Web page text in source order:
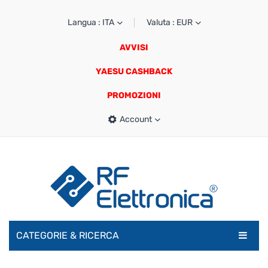
Langua : ITA Valuta : EUR
AVVISI
YAESU CASHBACK
PROMOZIONI
Account
CATEGORIE & RICERCA